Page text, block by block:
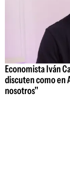
Economista Iván
discuten como en
nosotros"